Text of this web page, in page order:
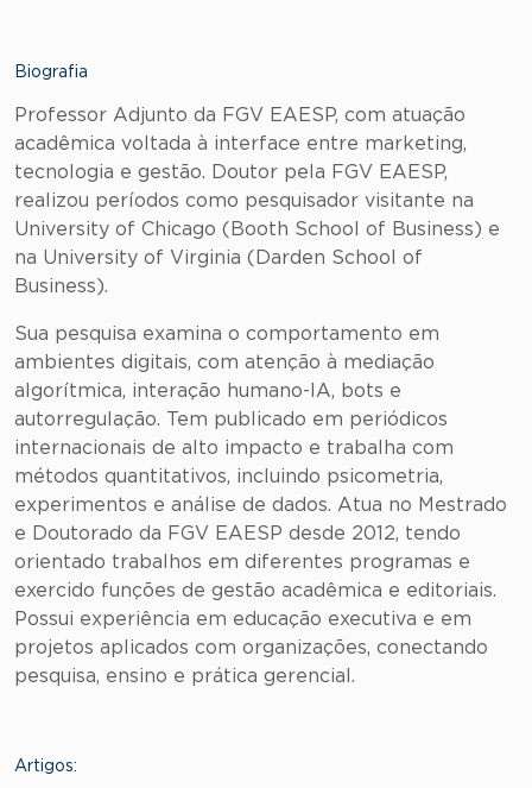
Biografia
Professor Adjunto da FGV EAESP, com atuação
acadêmica voltada à interface entre marketing,
tecnologia e gestão. Doutor pela FGV EAESP,
realizou períodos como pesquisador visitante na
University of Chicago (Booth School of Business) e
na University of Virginia (Darden School of
Business).
Sua pesquisa examina o comportamento em
ambientes digitais, com atenção à mediação
algorítmica, interação humano-IA, bots e
autorregulação. Tem publicado em periódicos
internacionais de alto impacto e trabalha com
métodos quantitativos, incluindo psicometria,
experimentos e análise de dados. Atua no Mestrado
e Doutorado da FGV EAESP desde 2012, tendo
orientado trabalhos em diferentes programas e
exercido funções de gestão acadêmica e editoriais.
Possui experiência em educação executiva e em
projetos aplicados com organizações, conectando
pesquisa, ensino e prática gerencial.
Artigos: